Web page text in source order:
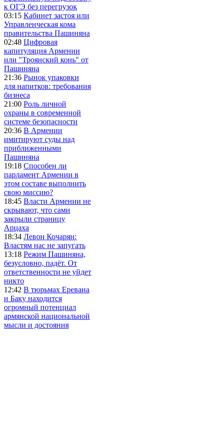
к ОГЭ без перегрузок
03:15 Кабинет застоя или
Управленческая кома
правительства Пашиняна
02:48 Цифровая
капитуляция Армении
или "Троянский конь" от
Пашиняна
21:36 Рынок упаковки
для напитков: требования
бизнеса
21:00 Роль личной
охраны в современной
системе безопасности
20:36 В Армении
имитируют суды над
приближенными
Пашиняна
19:18 Способен ли
парламент Армении в
этом составе выполнить
свою миссию?
18:45 Власти Армении не
скрывают, что сами
закрыли страницу
Арцаха
18:34 Левон Кочарян:
Властям нас не запугать
13:18 Режим Пашиняна,
безусловно, падёт. От
ответственности не уйдет
никто
12:42 В тюрьмах Еревана
и Баку находится
огромный потенциал
армянской национальной
мысли и достояния